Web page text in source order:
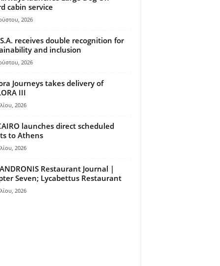
cabin service
2026
S.A. receives double recognition for
and inclusion
2026
Journeys takes delivery of
III
2026
launches direct scheduled
to Athens
2026
Restaurant Journal |
Seven; Lycabettus Restaurant
2026